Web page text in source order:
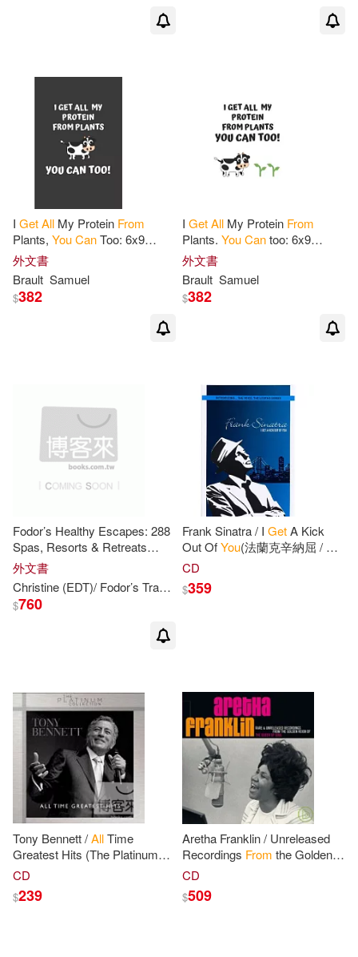
I GetAll My Protein From
Plants, YouCanToo: 6x9
Journal for Writing Down Daily
Habits, Diary, Notebook
(Vegan Themed
外文書
Brault Samuel
$382
I GetAll My Protein From
Plants. YouCantoo: 6x9
Journal for Writing Down Daily
Habits, Diary, Notebook
(Vegan Themed
外文書
Brault Samuel
$382
Fodor’s Healthy Escapes: 288
Spas, Resorts & Retreats
Where
Recharge,
fromItAll
外文書
Christine (EDT)/ Fodor’s Travel Publications
$760
Frank Sinatra / I GetA Kick
Out OfYou(法蘭克辛納屈 / 醉
情歌)
CD
$359
Tony Bennett /AllTime
Greatest Hits (The Platinum
Collection)(東尼班奈特 / 白金
CD
$239
Aretha Franklin / Unreleased
Recordings From the Golden
Reign of The Queen Soul
再現-珍貴錄音作品精選 [2CD])
CD
$509